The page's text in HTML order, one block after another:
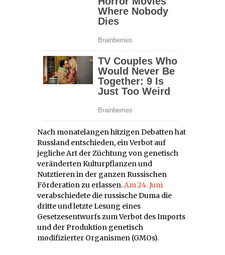
Nach monatelangen hitzigen Debatten hat
Russland entschieden, ein Verbot auf
jegliche Art der Züchtung von genetisch
veränderten Kulturpflanzen und
Nutztieren in der ganzen Russischen
Förderation zu erlassen.Am 24. Juni
verabschiedete die russische Duma die
dritte und letzte Lesung eines
Gesetzesentwurfs zum Verbot des Imports
und der Produktion genetisch
modifizierter Organismen (GMOs).